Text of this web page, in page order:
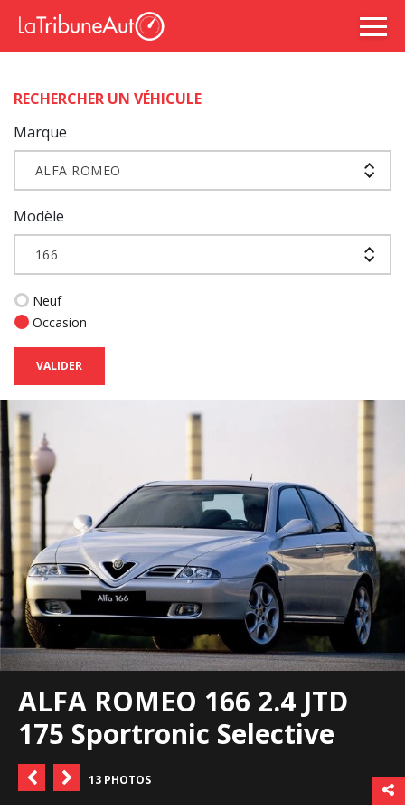
RECHERCHER UN VÉHICULE
Marque
ALFA ROMEO
Modèle
166
Neuf
Occasion
VALIDER
ALFA ROMEO 166 2.4 JTD
175 Sportronic Selective
13 PHOTOS